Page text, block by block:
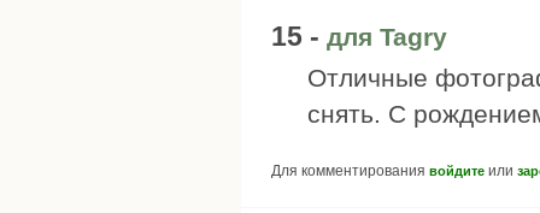
15 - для Tagry
Отличные
снять. С
Для комментирования войдите или